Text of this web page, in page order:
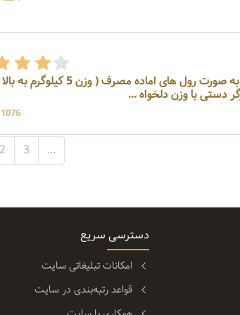
تولید کننده انواع دونرکباب، شاورما، کباب ترکی به صورت رول های اماده مصرف ( وزن 5
دستی با وزن دلخواه ...
11076
2 3 ...
دسترسی سریع
امکانات تبلیغاتی سایت
قواعد رتبه‌بندی در سایت